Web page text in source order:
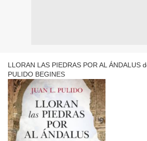
LLORAN LAS PIEDRAS POR AL ÁNDALUS
PULIDO BEGINES